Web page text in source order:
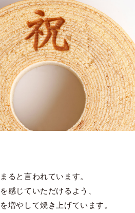
ると言われています。
感じていただけるよう、
増やして焼き上げています。